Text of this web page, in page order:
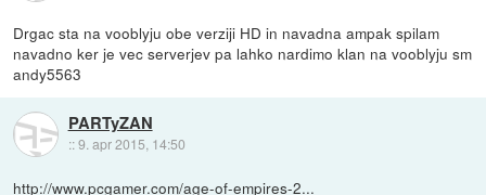
Drgac sta na vooblyju obe verziji HD in navadna ampak spilam
navadno ker je vec serverjev pa lahko nardimo klan na vooblyju sm
andy5563
PARTyZAN
::9. apr 2015, 14:50
http://www.pcgamer.com/age-of-empires-2...